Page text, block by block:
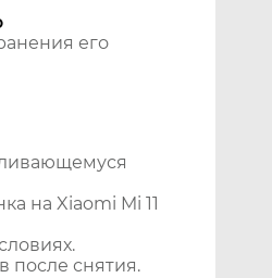
его
на Xiaomi Mi 11
после снятия.